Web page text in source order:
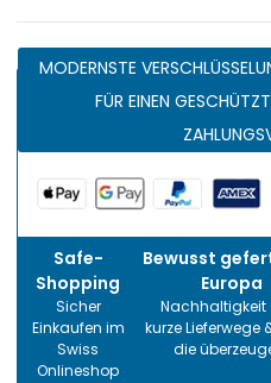
MODERNSTE
FÜR EINEN
Safe-
Shopping
Sicher
Einkaufen im
Swiss
Onlineshop
Bewusst
Europa
Nachhaltigkeit
kurze Lieferwege
die